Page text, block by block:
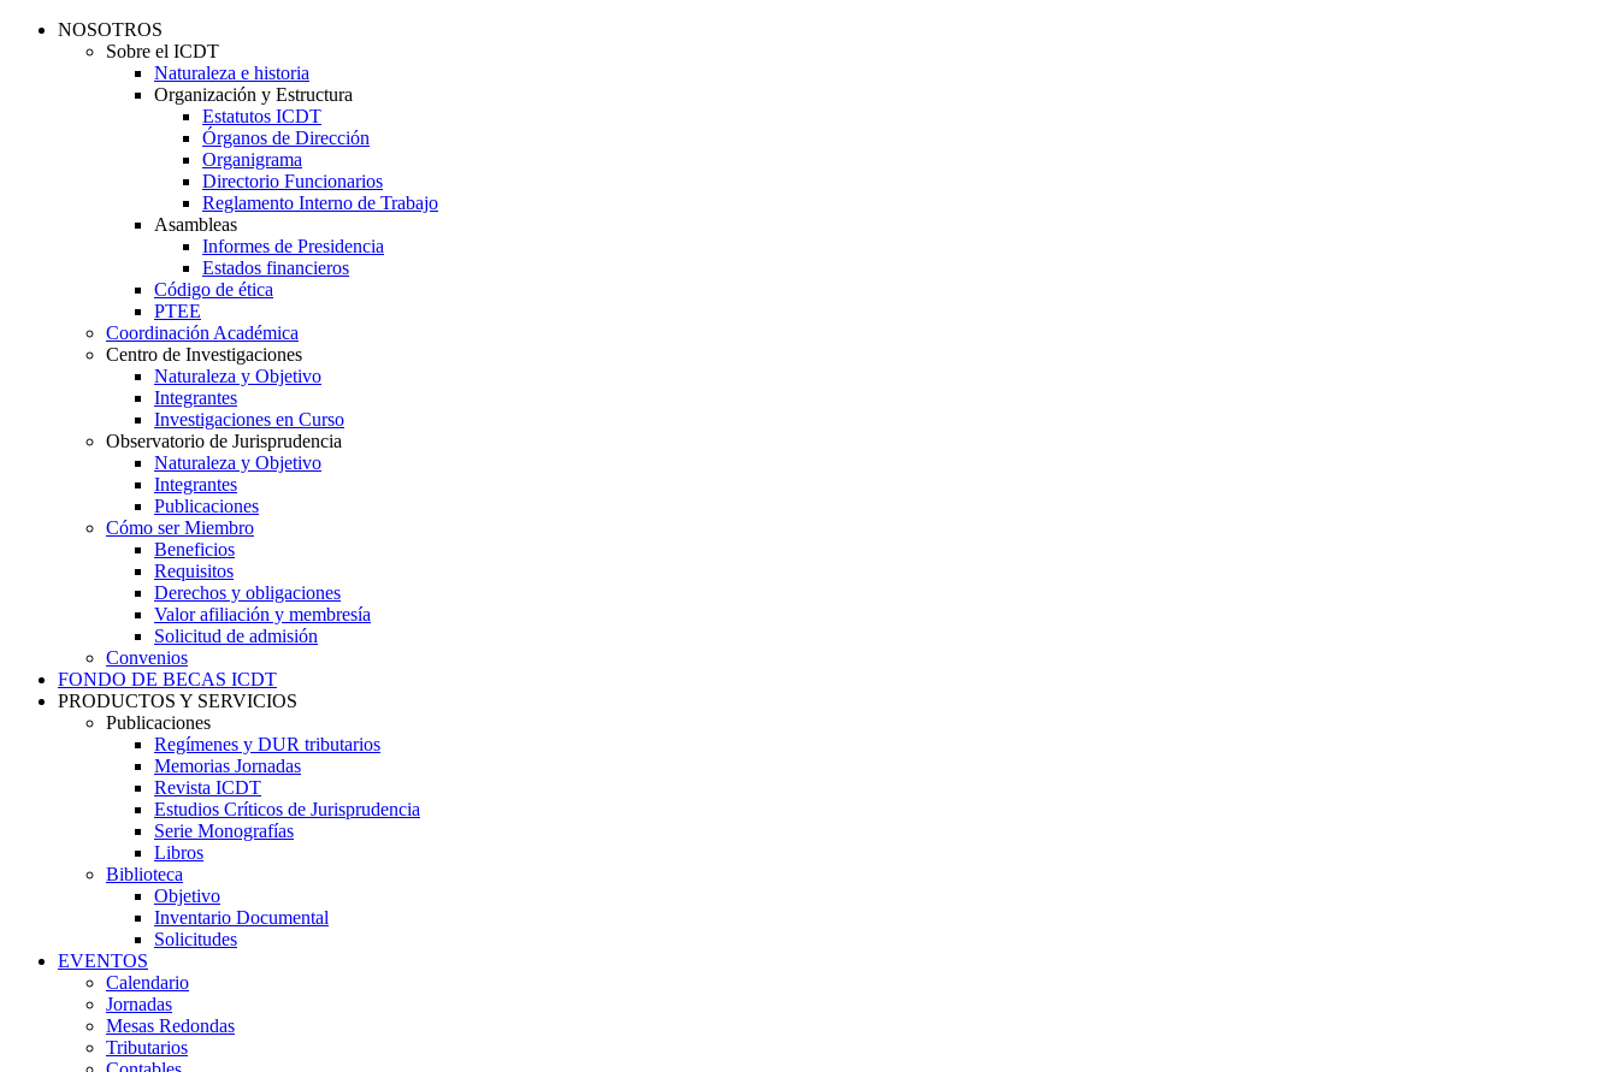
NOSOTROS
Sobre el ICDT
Naturaleza e historia
Organización y Estructura
Estatutos ICDT
Órganos de Dirección
Organigrama
Directorio Funcionarios
Reglamento Interno de Trabajo
Asambleas
Informes de Presidencia
Estados financieros
Código de ética
PTEE
Coordinación Académica
Centro de Investigaciones
Naturaleza y Objetivo
Integrantes
Investigaciones en Curso
Observatorio de Jurisprudencia
Naturaleza y Objetivo
Integrantes
Publicaciones
Cómo ser Miembro
Beneficios
Requisitos
Derechos y obligaciones
Valor afiliación y membresía​
Solicitud de admisión
Convenios
FONDO DE BECAS ICDT
PRODUCTOS Y SERVICIOS
Publicaciones
Regímenes y DUR tributarios
Memorias Jornadas
Revista ICDT
Estudios Críticos de Jurisprudencia
Serie Monografías
Libros
Biblioteca
Objetivo
Inventario Documental
Solicitudes
EVENTOS
Calendario
Jornadas
Mesas Redondas
Tributarios